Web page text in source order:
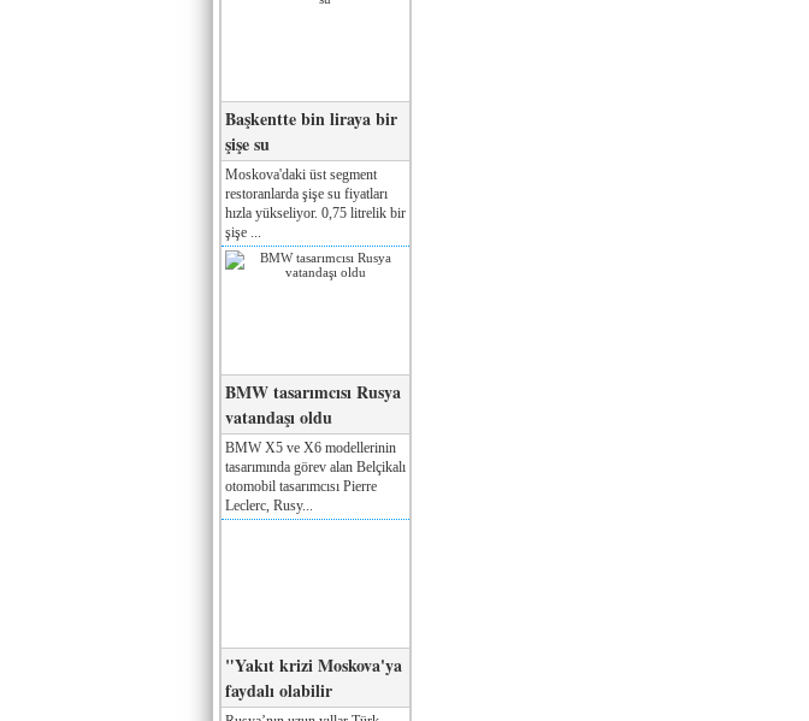
Başkentte bin liraya bir
şişe su
Moskova'daki üst segment
restoranlarda şişe su fiyatları
hızla yükseliyor. 0,75 litrelik bir
şişe ...
BMW tasarımcısı Rusya
vatandaşı oldu
BMW X5 ve X6 modellerinin
tasarımında görev alan Belçikalı
otomobil tasarımcısı Pierre
Leclerc, Rusy...
"Yakıt krizi Moskova'ya
faydalı olabilir